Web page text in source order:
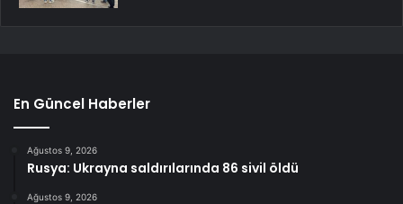
En Güncel Haberler
Ağustos 9, 2026
Rusya: Ukrayna saldırılarında 86 sivil öldü
Ağustos 9, 2026